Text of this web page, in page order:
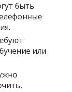
быть
или